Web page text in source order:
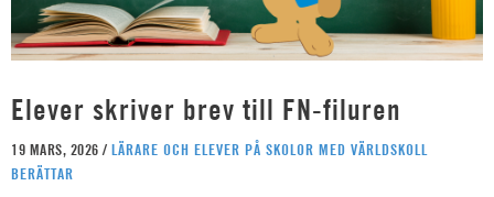
Elever skriver brev till FN-filuren
19 MARS, 2026 / LÄRARE OCH ELEVER PÅ SKOLOR MED VÄRLDSKOLL
BERÄTTAR